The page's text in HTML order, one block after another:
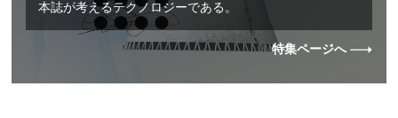
本誌が考えるテクノロジーである。
特集ページへ